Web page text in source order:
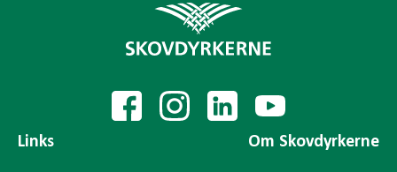
Links Om Skovdyrkerne